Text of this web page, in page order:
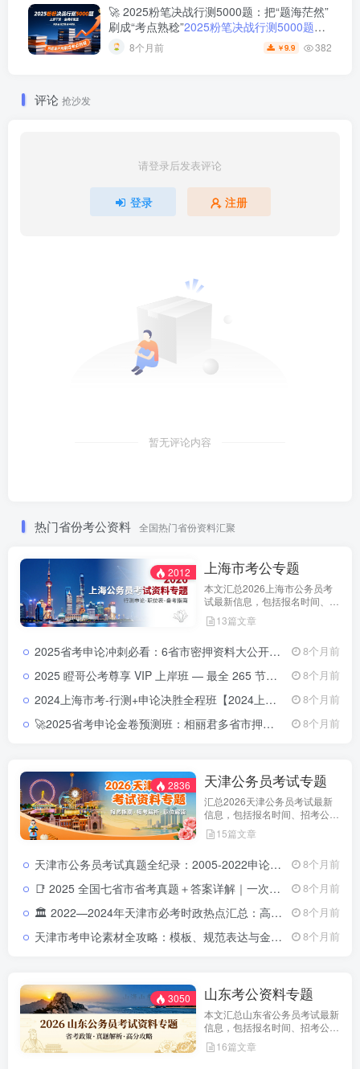
🚀 2025粉笔决战行测5000题：把“题海茫然”
刷成“考点熟稔”2025粉笔决战行测5000题上
册下册8个月前 ￥9.9 382
评论 抢沙发
请登录后发表评论
登录 注册
暂无评论内容
热门省份考公资料 全国热门省份资料汇聚
2012 上海市考公专题
本文汇总2026上海市公务员考
试最新信息，包括报名时间、招
考公告、职位表、笔试科目及行
测申论备考指南。通过政策解读
天津市考特点，合理安排备考计
13篇文章
2025省考申论冲刺必看：6省市密押资料大公开，高分上岸就靠它！ 8个月前
2025 瞪哥公考尊享 VIP 上岸班 — 最全 265 节视频课程，助你一次性上岸！2025 瞪哥公考尊享 VIP 上岸班 — 最全 265 节视频课程，助你一次性上岸！ 8个月前
2024上海市考-行测+申论决胜全程班【2024上海市考全程班】一次掌握行测+申论，突破高分就在眼前！ 8个月前
🚀2025省考申论金卷预测班：相丽君多省市押题高分路径2025省考申论金卷预测视频课程 8个月前
2836 天津公务员考试专题
汇总2026天津公务员考试最新
信息，包括报名时间、招考公
告、职位表、笔试科目及行测申
论备考指南。通过政策解读和考
市考特点，合理安排备考计划，
15篇文章
天津市公务员考试真题全纪录：2005-2022申论行测题库与报录分析指南天津市公务员考试真题录：2005-2022申论行测全解析及报录分析 8个月前
📑 2025 全国七省市省考真题＋答案详解｜一次拥有山东 · 浙江 ·四川 ·上海 ·北京 ·天津 ·江苏真题全套2025 全国省考真题全收录：七省市（山东 · 浙江 · 四川 · 上海 ·北京 ·天津 ·江苏）试卷＋详解 8个月前
🏛️ 2022—2024年天津市必考时政热点汇总：高频政策与重点事件全解析2022-2024年天津市时政热点汇总｜三年核心政策全解析 8个月前
天津市考申论素材全攻略：模板、规范表达与金句积累指南天津市考申论素材积累攻略：模板、规范表达与金句提升指南 8个月前
3050 山东考公资料专题
本文汇总山东省公务员考试最新
信息，包括报名时间、招考公
告、职位表、笔试科目及行测申
论备考指南。通过政策解读和考
16篇文章